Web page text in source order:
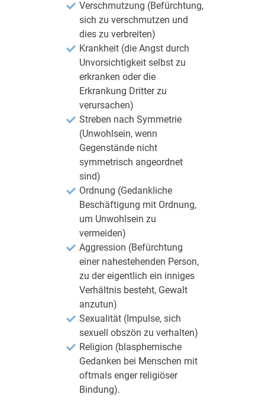
Verschmutzung (Befürchtung,
sich zu verschmutzen und
dies zu verbreiten)
Krankheit (die Angst durch
Unvorsichtigkeit selbst zu
erkranken oder die
Erkrankung Dritter zu
verursachen)
Streben nach Symmetrie
(Unwohlsein, wenn
Gegenstände nicht
symmetrisch angeordnet
sind)
Ordnung (Gedankliche
Beschäftigung mit Ordnung,
um Unwohlsein zu
vermeiden)
Aggression (Befürchtung
einer nahestehenden Person,
zu der eigentlich ein inniges
Verhältnis besteht, Gewalt
anzutun)
Sexualität (Impulse, sich
sexuell obszön zu verhalten)
Religion (blasphemische
Gedanken bei Menschen mit
oftmals enger religiöser
Bindung).